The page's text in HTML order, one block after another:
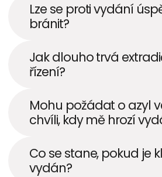
Lze se proti vydání
bránit?
Jak dlouho trvá
řízení?
Mohu požádat o azyl
chvíli, kdy mě hrozí
Co se stane, pokud je
vydán?